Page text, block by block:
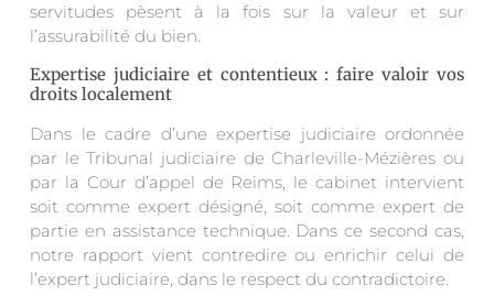
servitudes pèsent à la fois sur la valeur et sur
l’assurabilité du bien.
Expertise judiciaire et contentieux : faire valoir vos
droits localement
Dans le cadre d’une expertise judiciaire ordonnée
par le Tribunal judiciaire de Charleville-Mézières ou
par la Cour d’appel de Reims, le cabinet intervient
soit comme expert désigné, soit comme expert de
partie en assistance technique. Dans ce second cas,
notre rapport vient contredire ou enrichir celui de
l’expert judiciaire, dans le respect du contradictoire.